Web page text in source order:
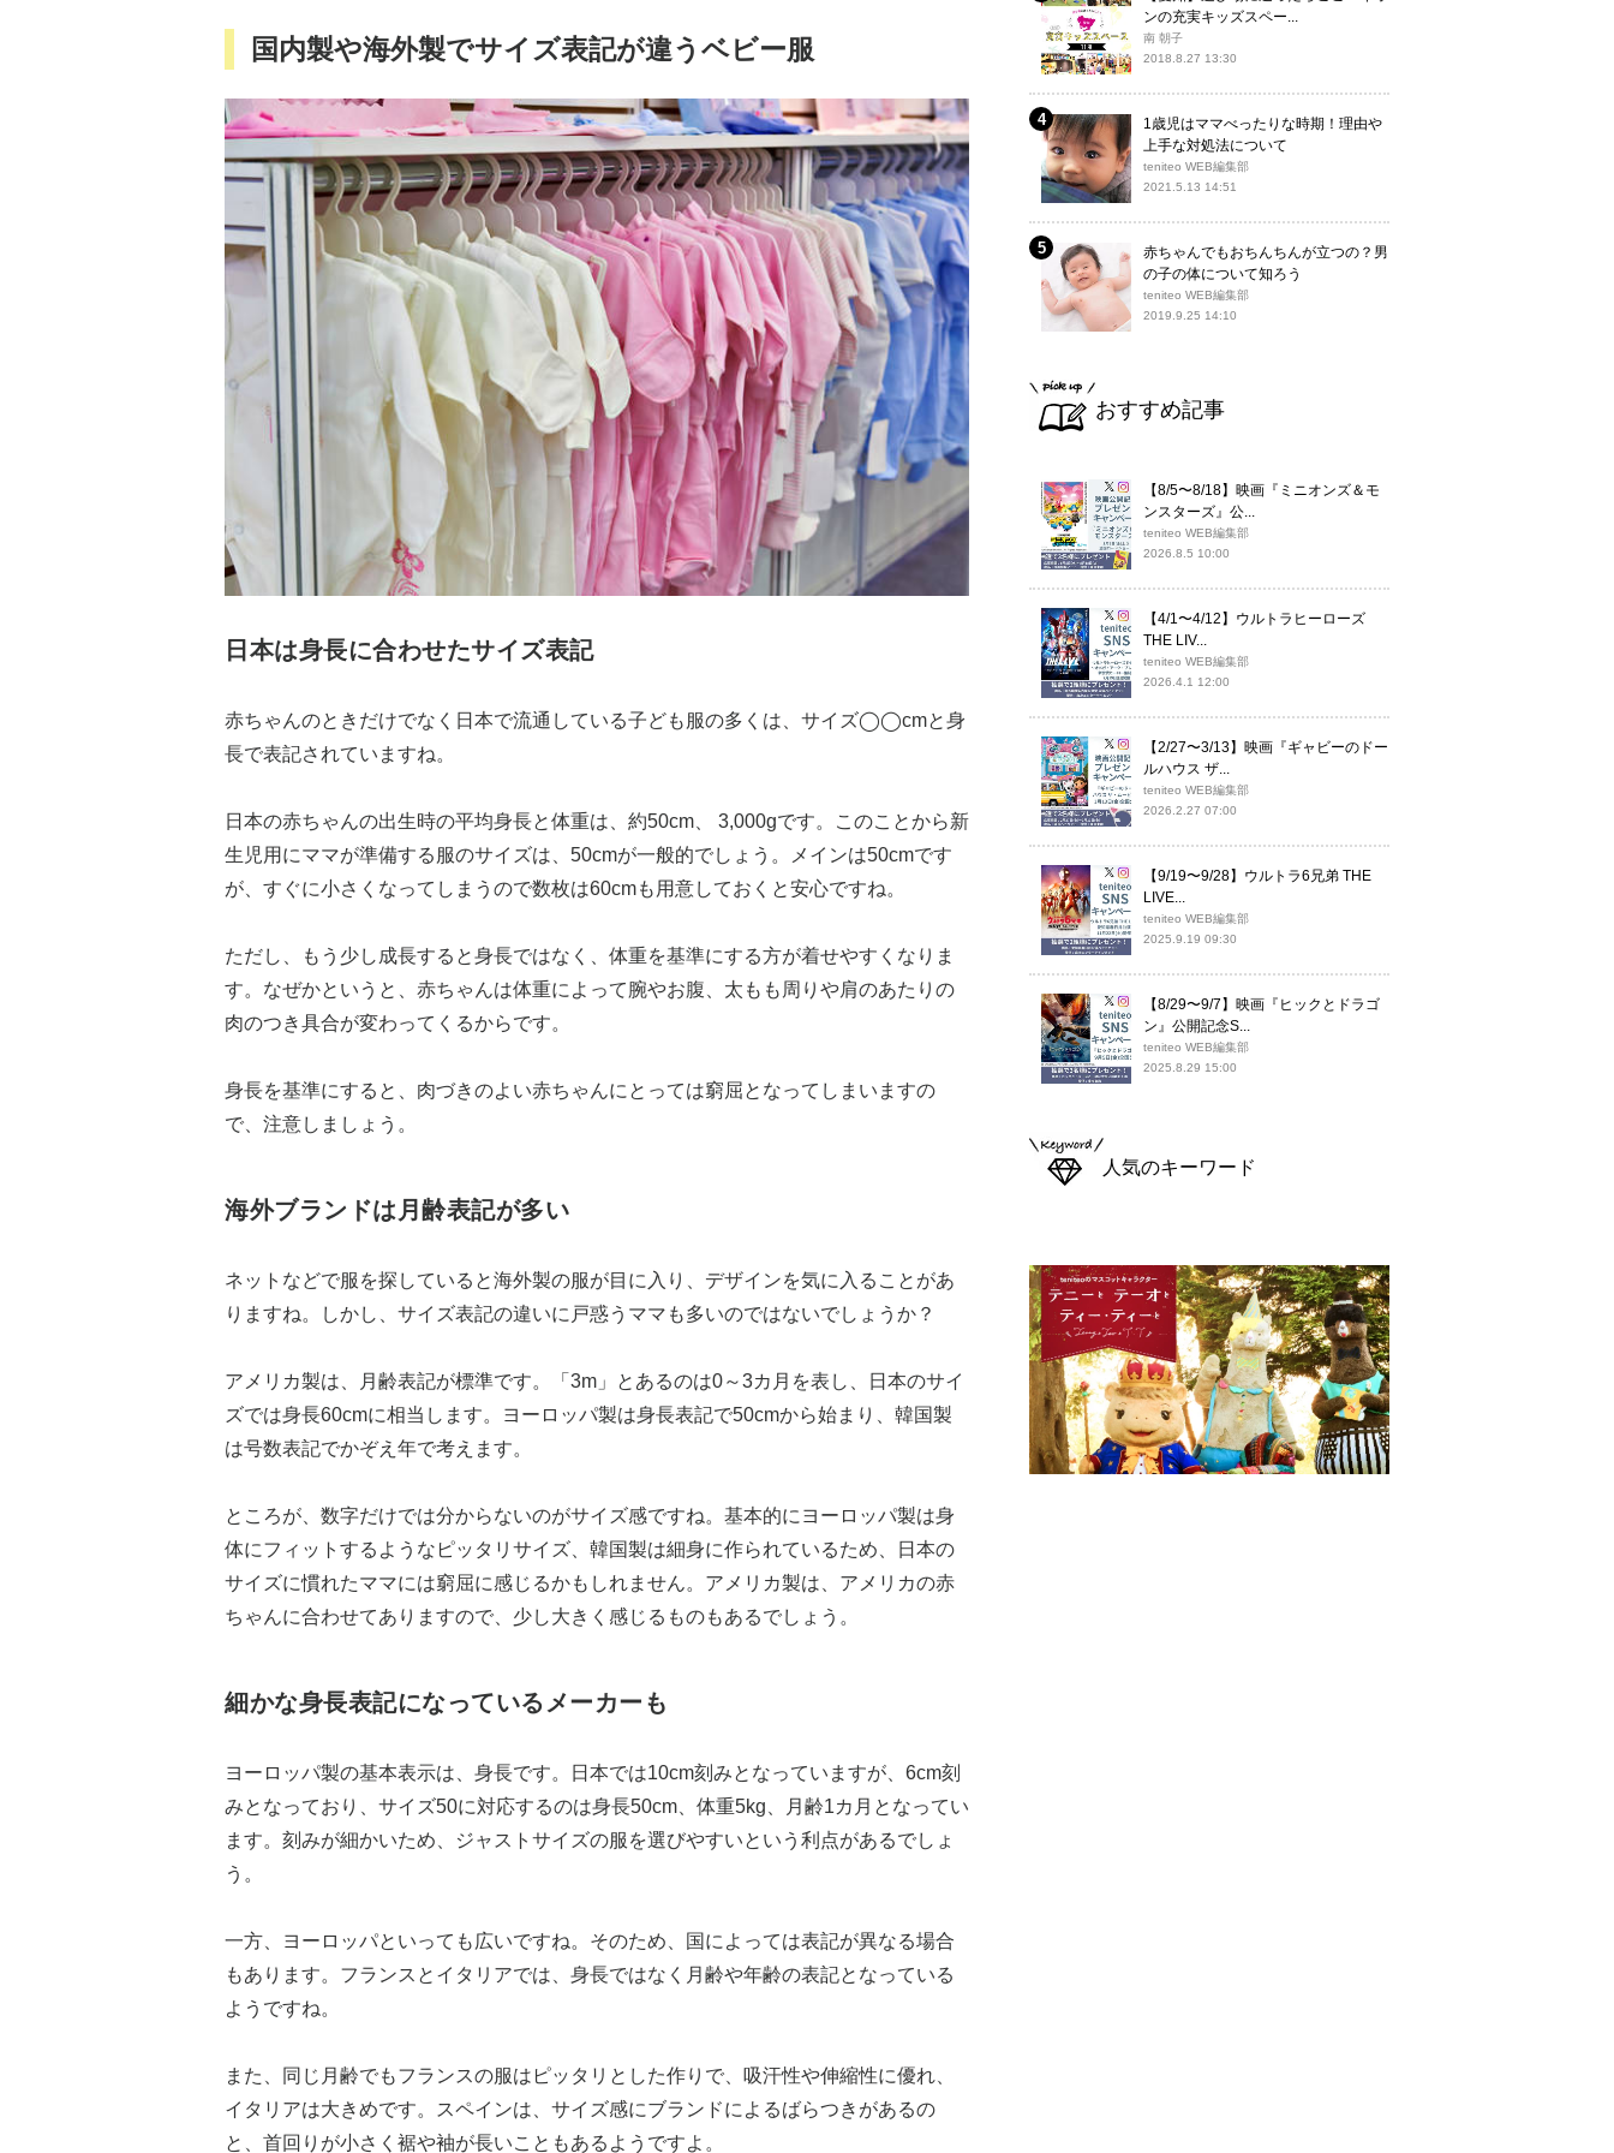
国内製や海外製でサイズ表記が違うベビー服
日本は身長に合わせたサイズ表記
赤ちゃんのときだけでなく日本で流通している子ども服の多くは、サイズ◯◯cmと身
長で表記されていますね。
日本の赤ちゃんの出生時の平均身長と体重は、約50cm、 3,000gです。このことから新
生児用にママが準備する服のサイズは、50cmが一般的でしょう。メインは50cmです
が、すぐに小さくなってしまうので数枚は60cmも用意しておくと安心ですね。
ただし、もう少し成長すると身長ではなく、体重を基準にする方が着せやすくなりま
す。なぜかというと、赤ちゃんは体重によって腕やお腹、太もも周りや肩のあたりの
肉のつき具合が変わってくるからです。
身長を基準にすると、肉づきのよい赤ちゃんにとっては窮屈となってしまいますの
で、注意しましょう。
海外ブランドは月齢表記が多い
ネットなどで服を探していると海外製の服が目に入り、デザインを気に入ることがあ
りますね。しかし、サイズ表記の違いに戸惑うママも多いのではないでしょうか？
アメリカ製は、月齢表記が標準です。「3m」とあるのは0～3カ月を表し、日本のサイ
ズでは身長60cmに相当します。ヨーロッパ製は身長表記で50cmから始まり、韓国製
は号数表記でかぞえ年で考えます。
ところが、数字だけでは分からないのがサイズ感ですね。基本的にヨーロッパ製は身
体にフィットするようなピッタリサイズ、韓国製は細身に作られているため、日本の
サイズに慣れたママには窮屈に感じるかもしれません。アメリカ製は、アメリカの赤
ちゃんに合わせてありますので、少し大きく感じるものもあるでしょう。
細かな身長表記になっているメーカーも
ヨーロッパ製の基本表示は、身長です。日本では10cm刻みとなっていますが、6cm刻
みとなっており、サイズ50に対応するのは身長50cm、体重5kg、月齢1カ月となってい
ます。刻みが細かいため、ジャストサイズの服を選びやすいという利点があるでしょ
う。
一方、ヨーロッパといっても広いですね。そのため、国によっては表記が異なる場合
もあります。フランスとイタリアでは、身長ではなく月齢や年齢の表記となっている
ようですね。
また、同じ月齢でもフランスの服はピッタリとした作りで、吸汗性や伸縮性に優れ、
イタリアは大きめです。スペインは、サイズ感にブランドによるばらつきがあるの
と、首回りが小さく裾や袖が長いこともあるようですよ。
ンの充実キッズスペー...
南 朝子
2018.8.27 13:30
1歳児はママべったりな時期！理由や
上手な対処法について
teniteo WEB編集部
2021.5.13 14:51
赤ちゃんでもおちんちんが立つの？男
の子の体について知ろう
teniteo WEB編集部
2019.9.25 14:10
おすすめ記事
【8/5〜8/18】映画『ミニオンズ＆モ
ンスターズ』公...
teniteo WEB編集部
2026.8.5 10:00
【4/1〜4/12】ウルトラヒーローズ
THE LIV...
teniteo WEB編集部
2026.4.1 12:00
【2/27〜3/13】映画『ギャビーのドー
ルハウス ザ...
teniteo WEB編集部
2026.2.27 07:00
【9/19〜9/28】ウルトラ6兄弟 THE
LIVE...
teniteo WEB編集部
2025.9.19 09:30
【8/29〜9/7】映画『ヒックとドラゴ
ン』公開記念S...
teniteo WEB編集部
2025.8.29 15:00
人気のキーワード